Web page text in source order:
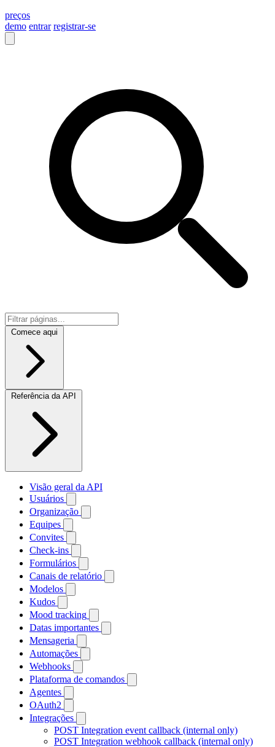
preços
demo entrar registrar-se
Comece aqui
Referência da API
Visão geral da API
Usuários
Organização
Equipes
Convites
Check-ins
Formulários
Canais de relatório
Modelos
Kudos
Mood tracking
Datas importantes
Mensageria
Automações
Webhooks
Plataforma de comandos
Agentes
OAuth2
Integrações
POST Integration event callback (internal only)
POST Integration webhook callback (internal only)